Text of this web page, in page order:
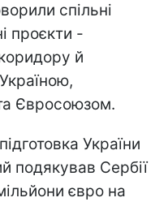
спільні
проєкти -
й
Євросоюзом.
України
подякував Сербії
євро на